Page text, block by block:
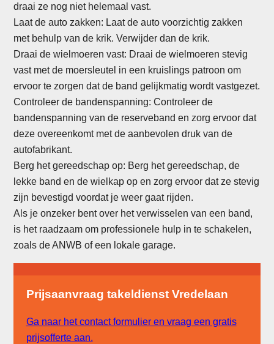
draai ze nog niet helemaal vast.
Laat de auto zakken: Laat de auto voorzichtig zakken
met behulp van de krik. Verwijder dan de krik.
Draai de wielmoeren vast: Draai de wielmoeren stevig
vast met de moersleutel in een kruislings patroon om
ervoor te zorgen dat de band gelijkmatig wordt vastgezet.
Controleer de bandenspanning: Controleer de
bandenspanning van de reserveband en zorg ervoor dat
deze overeenkomt met de aanbevolen druk van de
autofabrikant.
Berg het gereedschap op: Berg het gereedschap, de
lekke band en de wielkap op en zorg ervoor dat ze stevig
zijn bevestigd voordat je weer gaat rijden.
Als je onzeker bent over het verwisselen van een band,
is het raadzaam om professionele hulp in te schakelen,
zoals de ANWB of een lokale garage.
Prijsaanvraag takeldienst Vredelaan
Ga naar het contact formulier en vraag een gratis
prijsofferte aan.